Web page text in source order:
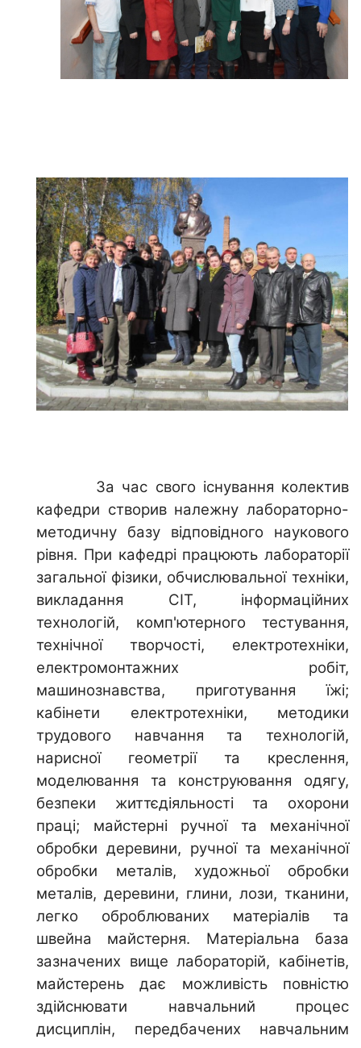
За час свого існування колектив
кафедри створив належну лабораторно-
методичну базу відповідного наукового
рівня. При кафедрі працюють лабораторії
загальної фізики, обчислювальної техніки,
викладання СІТ, інформаційних
технологій, комп'ютерного тестування,
технічної творчості, електротехніки,
електромонтажних робіт,
машинознавства, приготування їжі;
кабінети електротехніки, методики
трудового навчання та технологій,
нарисної геометрії та креслення,
моделювання та конструювання одягу,
безпеки життєдіяльності та охорони
праці; майстерні ручної та механічної
обробки деревини, ручної та механічної
обробки металів, художньої обробки
металів, деревини, глини, лози, тканини,
легко оброблюваних матеріалів та
швейна майстерня. Матеріальна база
зазначених вище лабораторій, кабінетів,
майстерень дає можливість повністю
здійснювати навчальний процес
дисциплін, передбачених навчальним